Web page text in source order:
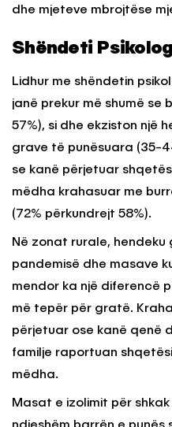
dhe mjeteve mbrojtëse
Shëndeti
Lidhur me shëndetin
janë prekur më shumë se
57%), si dhe ekziston një
grave të punësuara (35-
se kanë përjetuar
mëdha krahasuar me
(72% përkundrejt 58%).
Në zonat rurale, hendeku
pandemisë dhe masave
mendor ka një diferencë
më tepër për gratë.
përjetuar ose kanë qenë
familje raportuan
mëdha.
Masat e izolimit për